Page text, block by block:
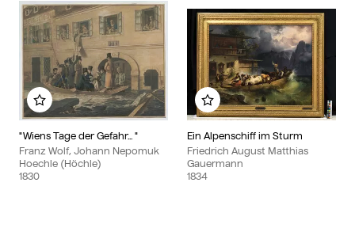
"Wiens Tage der Gefahr... "
Franz Wolf, Johann Nepomuk
Hoechle (Höchle)
1830
Zu meinem Album hinzufügen
Ein Alpenschiff im Sturm
Friedrich August Matthias
Gauermann
1834
Zu meinem Album